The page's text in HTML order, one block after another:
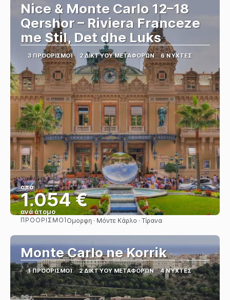
Nice & Monte Carlo 12–18
Qershor – Riviera Franceze
me Stil, Det dhe Luks
3 ΠΡΟΟΡΙΣΜΟΊ 2 ΔΙΚΤΎΟΥ ΜΕΤΑΦΟΡΏΝ 6 ΝΎΧΤΕΣ
από
1.054 €
ανά άτομο
Βλέπω
ΠΡΟΟΡΙΣΜΟΊ Ομορφη · Μόντε Κάρλο · Τίρανα
Monte Carlo ne Korrik
1 ΠΡΟΟΡΙΣΜΟΊ 2 ΔΙΚΤΎΟΥ ΜΕΤΑΦΟΡΏΝ 4 ΝΎΧΤΕΣ